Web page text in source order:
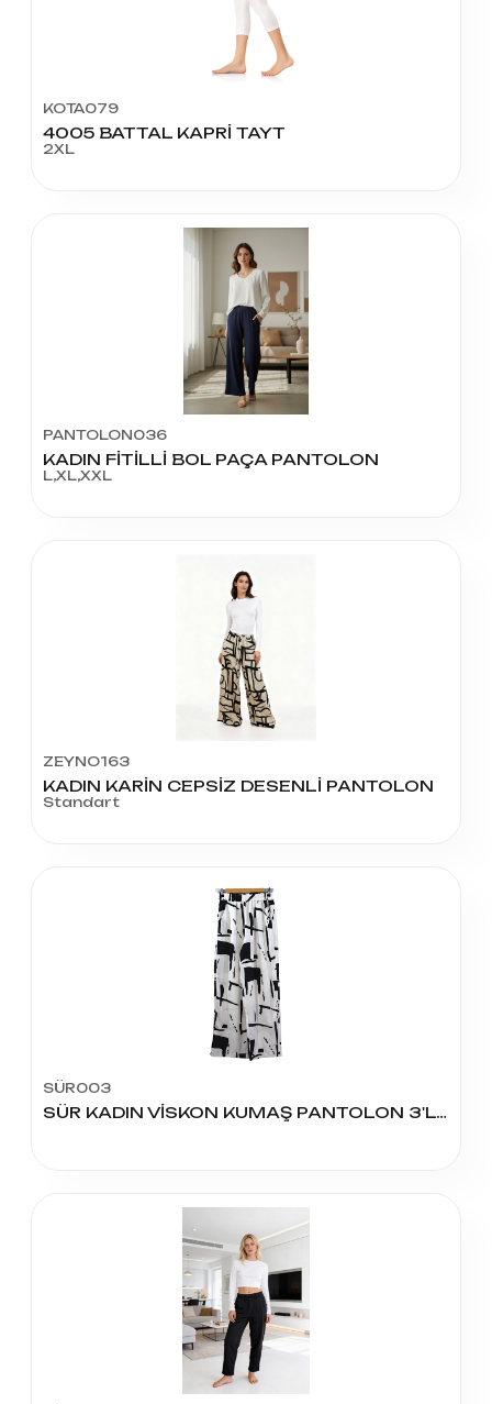
KOTA079
4005 BATTAL KAPRİ TAYT
2XL
PANTOLON036
KADIN FİTİLLİ BOL PAÇA PANTOLON
L,XL,XXL
ZEYNO163
KADIN KARİN CEPSİZ DESENLİ PANTOLON
Standart
SÜR003
SÜR KADIN VİSKON KUMAŞ PANTOLON 3'LÜ